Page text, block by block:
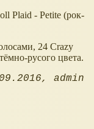
Plaid - Petite (рок-
24 Crazy
русого цвета.
admin